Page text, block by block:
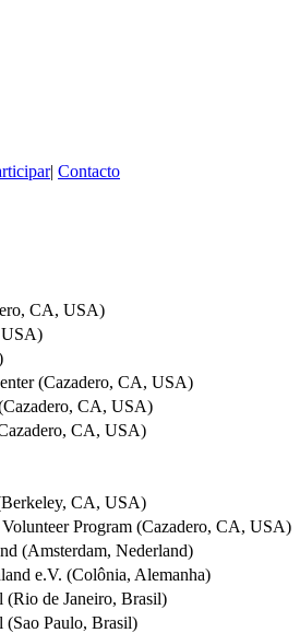
| Contacto
CA, USA)
USA)
(Cazadero, CA, USA)
CA, USA)
CA, USA)
CA, USA)
Program (Cazadero, CA, USA)
(Amsterdam, Nederland)
e.V. (Colônia, Alemanha)
de Janeiro, Brasil)
Paulo, Brasil)